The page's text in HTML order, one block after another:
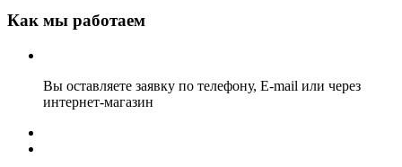
Как мы работаем
Вы оставляете заявку по телефону, E-mail или через
интернет-магазин